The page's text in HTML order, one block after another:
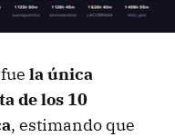
la única
de los 10
, estimando que